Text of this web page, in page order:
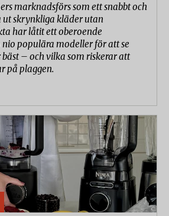
marknadsförs som ett snabbt och
ut skrynkliga kläder utan
har låtit ett oberoende
populära modeller för att se
– och vilka som riskerar att
på plaggen.